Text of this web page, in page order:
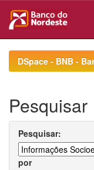
navigationDSpace - BNB -
Pesquisar
Pesquisar:
por